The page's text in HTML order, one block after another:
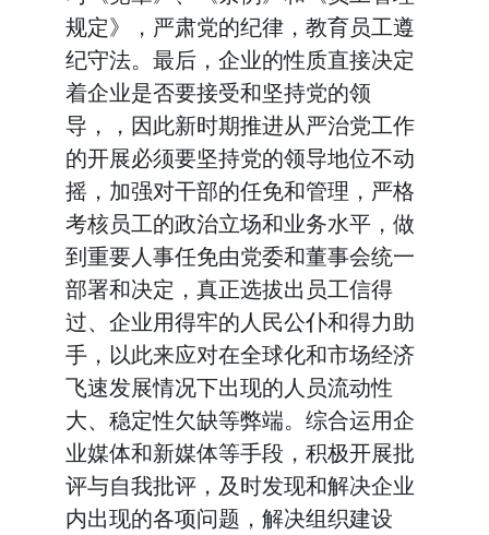
规定》，严肃党的纪律，教育员工遵
纪守法。最后，企业的性质直接决定
着企业是否要接受和坚持党的领
导，，因此新时期推进从严治党工作
的开展必须要坚持党的领导地位不动
摇，加强对干部的任免和管理，严格
考核员工的政治立场和业务水平，做
到重要人事任免由党委和董事会统一
部署和决定，真正选拔出员工信得
过、企业用得牢的人民公仆和得力助
手，以此来应对在全球化和市场经济
飞速发展情况下出现的人员流动性
大、稳定性欠缺等弊端。综合运用企
业媒体和新媒体等手段，积极开展批
评与自我批评，及时发现和解决企业
内出现的各项问题，解决组织建设